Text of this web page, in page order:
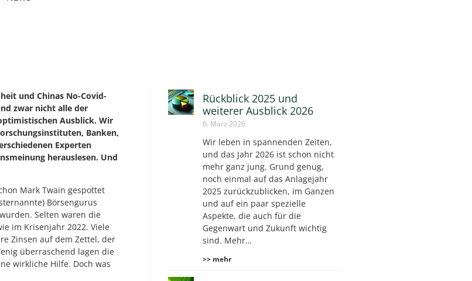
und Chinas No-Covid-
zwar nicht alle der
Ausblick. Wir
Banken,
Experten
herauslesen. Und
Mark Twain gespottet
Börsengurus
Selten waren die
im Krisenjahr 2022. Viele
Zinsen auf dem Zettel, der
überraschend lagen die
wirkliche Hilfe. Doch was
Rückblick 2025 und
weiterer Ausblick 2026
6. März 2026
Wir leben in spannenden Zeiten,
und das Jahr 2026 ist schon nicht
mehr ganz jung. Grund genug,
noch einmal auf das Anlagejahr
2025 zurückzublicken, im Ganzen
und auf ein paar spezielle
Aspekte, die auch für die
Gegenwart und Zukunft wichtig
sind. Mehr…
>> mehr